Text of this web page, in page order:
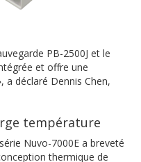
PB-2500J et le
et offre une
a déclaré Dennis Chen,
température
Nuvo-7000E a breveté
thermique de